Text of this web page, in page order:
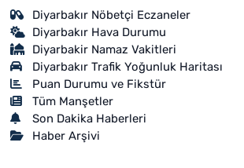
Diyarbakır Nöbetçi Eczaneler
Diyarbakır Hava Durumu
Diyarbakir Namaz Vakitleri
Diyarbakır Trafik Yoğunluk Haritası
Puan Durumu ve Fikstür
Tüm Manşetler
Son Dakika Haberleri
Haber Arşivi